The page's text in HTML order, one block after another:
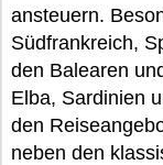
ansteuern.
Südfrankreich,
den Balearen
Elba, Sardinien
den
neben den